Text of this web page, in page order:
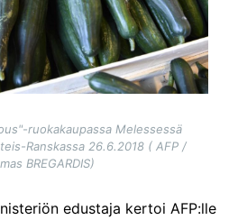
ruokakaupassa Melessessä
Ranskassa 26.6.2018 ( AFP /
BREGARDIS)
edustaja kertoi AFP:lle